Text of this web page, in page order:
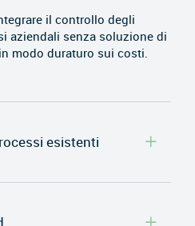
il controllo degli
aziendali senza soluzione di
modo duraturo sui costi.
esistenti